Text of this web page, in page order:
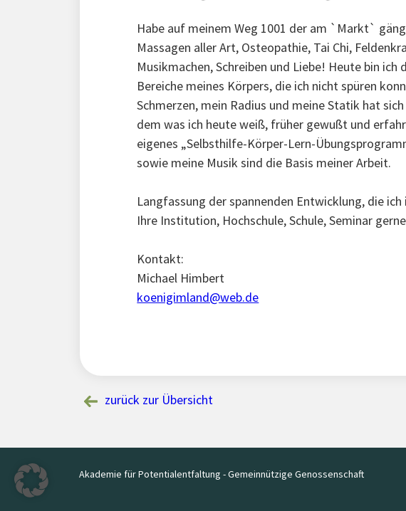
Habe auf meinem Weg 1001 der am `Markt`
Massagen aller Art, Osteopathie, Tai Chi,
Musikmachen, Schreiben und Liebe! Heute bin
Bereiche meines Körpers, die ich nicht spüren
Schmerzen, mein Radius und meine Statik hat
dem was ich heute weiß, früher gewußt und
eigenes „Selbsthilfe-Körper-Lern-
sowie meine Musik sind die Basis meiner Arbeit.
Langfassung der spannenden Entwicklung, die
Ihre Institution, Hochschule, Schule, Seminar
Kontakt:
Michael Himbert
koenigimland@web.de
zurück zur Übersicht
Akademie für Potentialentfaltung - Gemeinnützige Genossenschaft